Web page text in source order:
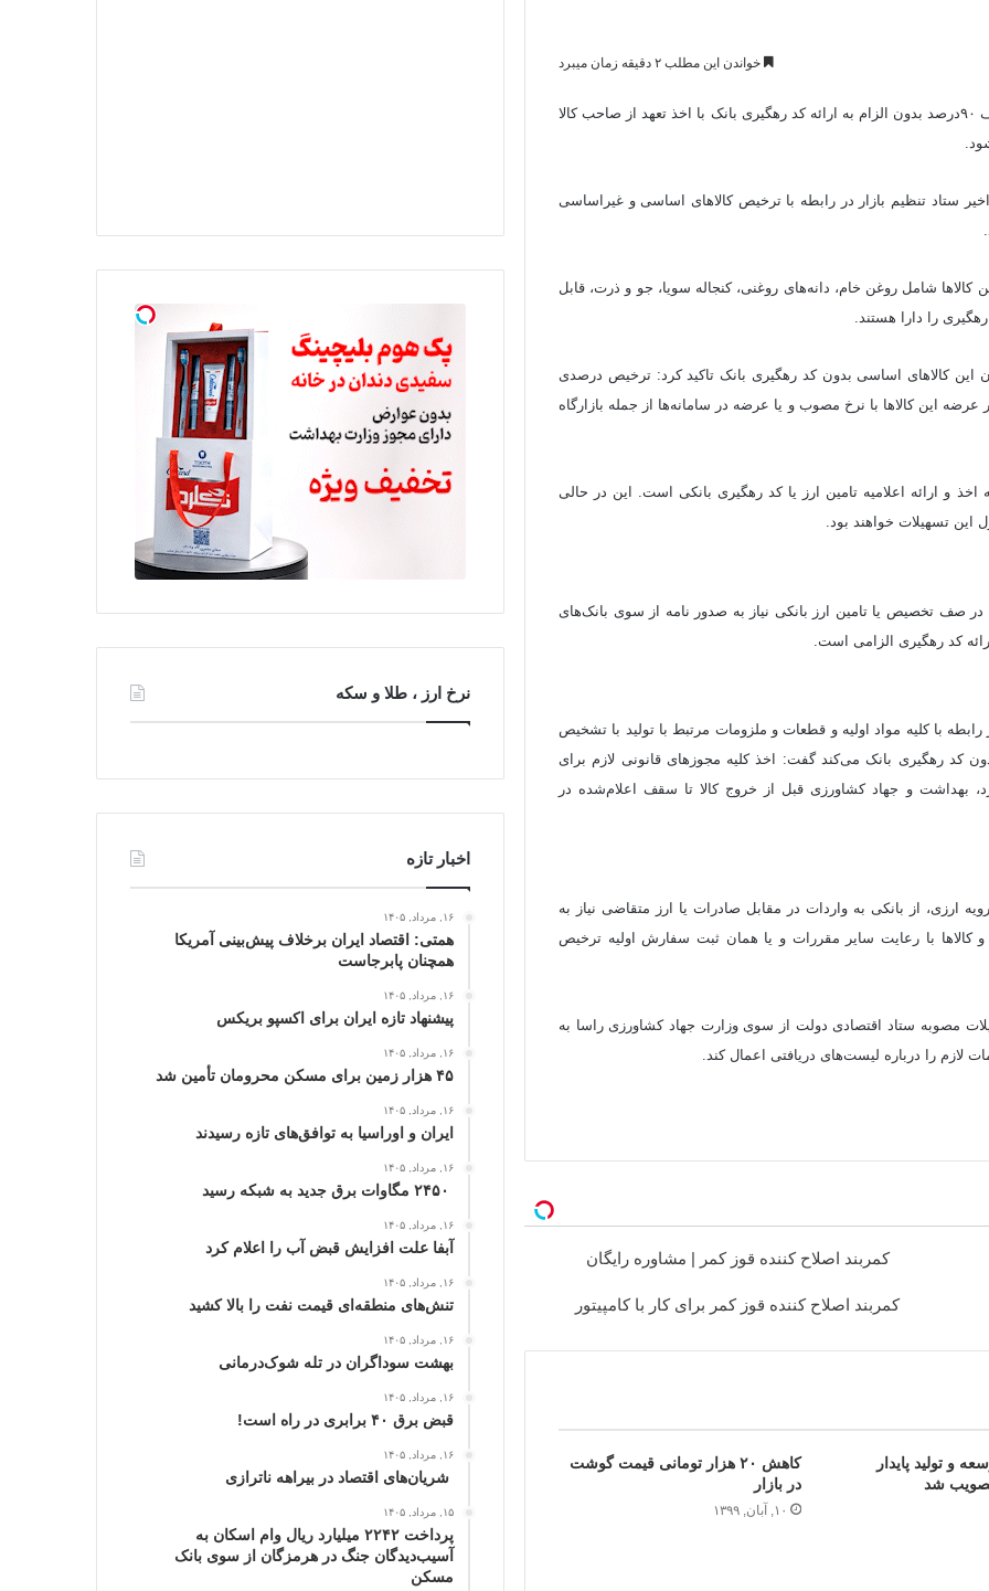
خواندن این مطلب ۲ دقیقه زمان میبرد
طبق اعلام معاون فنی گمرک، ترخیص کالاهای اساسی تا سقف ۹۰درصد بدون الزام به ارائه‌ کد رهگیری بانک با اخذ تعهد از صاحب کالا
ستاد تنظیم بازار در رابطه با ترخیص کالاهای اساسی و غیراساسی
شامل روغن خام، دانه‌های روغنی، کنجاله سویا، جو و ذرت، قابل
این کالاهای اساسی بدون کد رهگیری بانک تاکید کرد: ترخیص درصدی
این کالاها با نرخ مصوب و یا عرضه در سامانه‌ها از جمله بازارگاه
و ارائه‌ اعلامیه تامین ارز یا کد رهگیری بانکی است. این در حالی
صف تخصیص یا تامین ارز بانکی نیاز به صدور نامه از سوی بانک‌های
کد رهگیری الزامی است.
با کلیه مواد اولیه و قطعات و ملزومات مرتبط با تولید با تشخیص
اقدام به ترخیص کالاها تا سقف ۹۰درصد بدون کد رهگیری بانک می‌کند گفت: اخذ کلیه مجوزهای قانونی لازم برای
بهداشت و جهاد کشاورزی قبل از خروج کالا تا سقف اعلام‌شده در
ارزی، از بانکی به واردات در مقابل صادرات یا ارز متقاضی نیاز به
با رعایت سایر مقررات و یا همان ثبت سفارش اولیه ترخیص
مصوبه ستاد اقتصادی دولت از سوی وزارت جهاد کشاورزی راسا به
لازم را درباره لیست‌های دریافتی اعمال کند.
کمربند اصلاح کننده قوز کمر | مشاوره رایگان
کمربند اصلاح کننده قوز کمر برای کار با کامپیتور
و تولید پایدار
تصویب شد
کاهش ۲۰ هزار تومانی قیمت گوشت
در بازار
۱۰, آبان, ۱۳۹۹
نرخ ارز ، طلا و سکه
اخبار تازه
۱۶, مرداد, ۱۴۰۵
همتی: اقتصاد ایران برخلاف پیش‌بینی آمریکا
همچنان پابرجاست
۱۶, مرداد, ۱۴۰۵
پیشنهاد تازه ایران برای اکسپو بریکس
۱۶, مرداد, ۱۴۰۵
۴۵ هزار زمین برای مسکن محرومان تأمین شد
۱۶, مرداد, ۱۴۰۵
ایران و اوراسیا به توافق‌های تازه رسیدند
۱۶, مرداد, ۱۴۰۵
۱۶, مرداد, ۱۴۰۵
آبفا علت افزایش قبض آب را اعلام کرد
۱۶, مرداد, ۱۴۰۵
تنش‌های منطقه‌ای قیمت نفت را بالا کشید
۱۶, مرداد, ۱۴۰۵
بهشت سوداگران در تله شوک‌درمانی
۱۶, مرداد, ۱۴۰۵
قبض برق ۴۰ برابری در راه است!
۱۶, مرداد, ۱۴۰۵
شریان‌های اقتصاد در بیراهه ناترازی
۱۵, مرداد, ۱۴۰۵
پرداخت ۲۲۴۲ میلیارد ریال وام اسکان به
آسیب‌دیدگان جنگ در هرمزگان از سوی بانک
مسکن